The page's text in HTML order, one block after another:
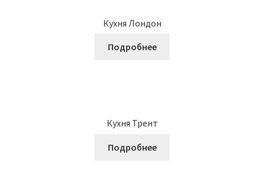
Кухня Лондон
Подробнее
Кухня Трент
Подробнее